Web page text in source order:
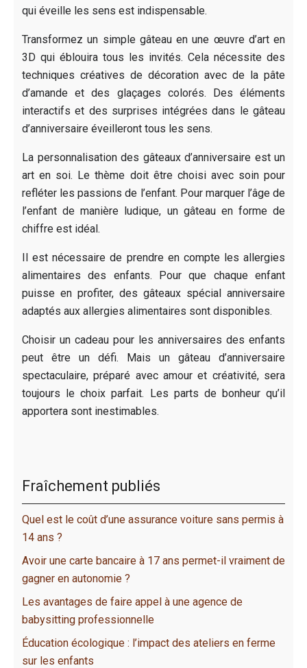
qui éveille les sens est indispensable.
Transformez un simple gâteau en une œuvre d’art en
3D qui éblouira tous les invités. Cela nécessite des
techniques créatives de décoration avec de la pâte
d’amande et des glaçages colorés. Des éléments
interactifs et des surprises intégrées dans le gâteau
d’anniversaire éveilleront tous les sens.
La personnalisation des gâteaux d’anniversaire est un
art en soi. Le thème doit être choisi avec soin pour
refléter les passions de l’enfant. Pour marquer l’âge de
l’enfant de manière ludique, un gâteau en forme de
chiffre est idéal.
Il est nécessaire de prendre en compte les allergies
alimentaires des enfants. Pour que chaque enfant
puisse en profiter, des gâteaux spécial anniversaire
adaptés aux allergies alimentaires sont disponibles.
Choisir un cadeau pour les anniversaires des enfants
peut être un défi. Mais un gâteau d’anniversaire
spectaculaire, préparé avec amour et créativité, sera
toujours le choix parfait. Les parts de bonheur qu’il
apportera sont inestimables.
Fraîchement publiés
Quel est le coût d’une assurance voiture sans permis à
14 ans ?
Avoir une carte bancaire à 17 ans permet-il vraiment de
gagner en autonomie ?
Les avantages de faire appel à une agence de
babysitting professionnelle
Éducation écologique : l’impact des ateliers en ferme
sur les enfants